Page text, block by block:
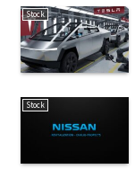
Stock
Stock